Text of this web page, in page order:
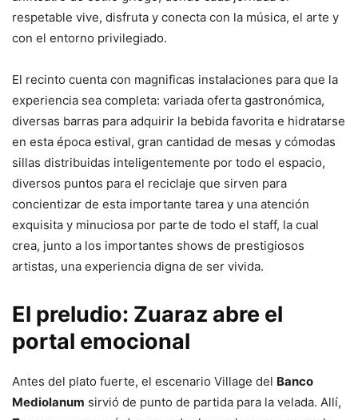
respetable vive, disfruta y conecta con la música, el arte y
con el entorno privilegiado.
El recinto cuenta con magnificas instalaciones para que la
experiencia sea completa: variada oferta gastronómica,
diversas barras para adquirir la bebida favorita e hidratarse
en esta época estival, gran cantidad de mesas y cómodas
sillas distribuidas inteligentemente por todo el espacio,
diversos puntos para el reciclaje que sirven para
concientizar de esta importante tarea y una atención
exquisita y minuciosa por parte de todo el staff, la cual
crea, junto a los importantes shows de prestigiosos
artistas, una experiencia digna de ser vivida.
El preludio: Zuaraz abre el
portal emocional
Antes del plato fuerte, el escenario Village del Banco
Mediolanum sirvió de punto de partida para la velada. Allí,